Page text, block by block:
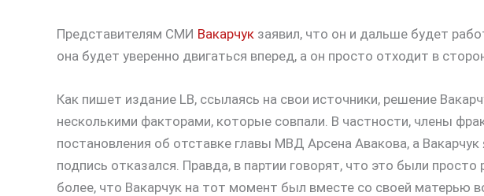
Представителям СМИ Вакарчук заявил, что он и дальше будет
она будет уверенно двигаться вперед, а он просто отходит в
Как пишет издание LB, ссылаясь на свои источники, решение
несколькими факторами, которые совпали. В частности, члены
постановления об отставке главы МВД Арсена Авакова, а
подпись отказался. Правда, в партии говорят, что это были просто
более, что Вакарчук на тот момент был вместе со своей матерью